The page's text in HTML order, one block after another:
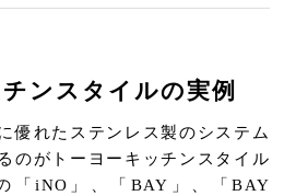
ンスタイルの実例
優れたステンレス製のシステム
のがトーヨーキッチンスタイル
「iNO」、「BAY」、「BAY